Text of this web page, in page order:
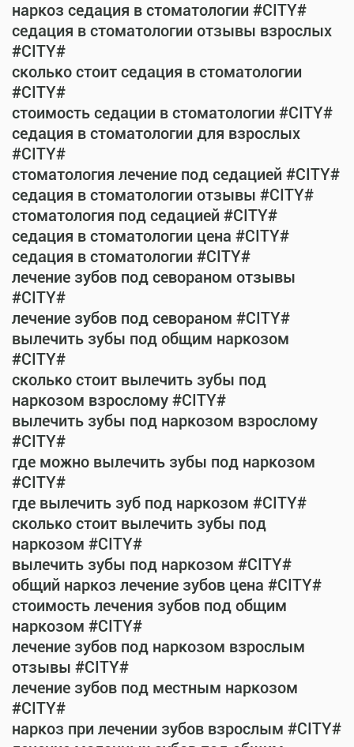
наркоз седация в стоматологии #CITY#
седация в стоматологии отзывы взрослых
#CITY#
сколько стоит седация в стоматологии
#CITY#
стоимость седации в стоматологии #CITY#
седация в стоматологии для взрослых
#CITY#
стоматология лечение под седацией #CITY#
седация в стоматологии отзывы #CITY#
стоматология под седацией #CITY#
седация в стоматологии цена #CITY#
седация в стоматологии #CITY#
лечение зубов под севораном отзывы
#CITY#
лечение зубов под севораном #CITY#
вылечить зубы под общим наркозом
#CITY#
сколько стоит вылечить зубы под
наркозом взрослому #CITY#
вылечить зубы под наркозом взрослому
#CITY#
где можно вылечить зубы под наркозом
#CITY#
где вылечить зуб под наркозом #CITY#
сколько стоит вылечить зубы под
наркозом #CITY#
вылечить зубы под наркозом #CITY#
общий наркоз лечение зубов цена #CITY#
стоимость лечения зубов под общим
наркозом #CITY#
лечение зубов под наркозом взрослым
отзывы #CITY#
лечение зубов под местным наркозом
#CITY#
наркоз при лечении зубов взрослым #CITY#